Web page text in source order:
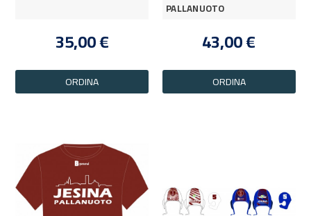
35,00 €
ORDINA
PALLANUOTO
43,00 €
ORDINA